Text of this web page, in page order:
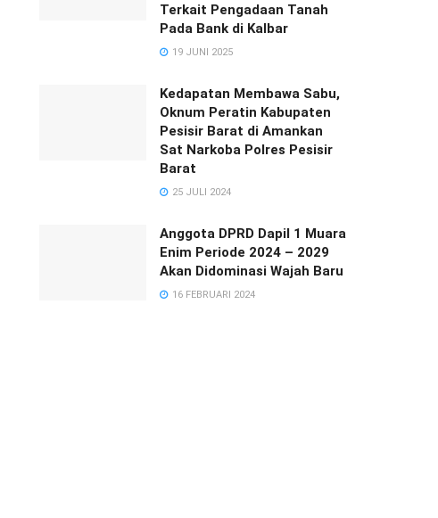
Terkait Pengadaan Tanah
Pada Bank di Kalbar
19 JUNI 2025
Kedapatan Membawa Sabu,
Oknum Peratin Kabupaten
Pesisir Barat di Amankan
Sat Narkoba Polres Pesisir
Barat
25 JULI 2024
Anggota DPRD Dapil 1 Muara
Enim Periode 2024 – 2029
Akan Didominasi Wajah Baru
16 FEBRUARI 2024